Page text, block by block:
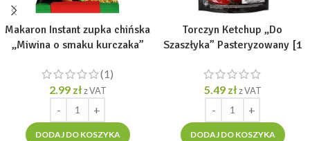
Makaron Instant zupka chińska
„Miwina o smaku kurczaka”
(1)
2.99 zł z VAT
DODAJ DO KOSZYKA
Torczyn Ketchup „Do
Szaszłyka” Pasteryzowany [1
5.49 zł z VAT
DODAJ DO KOSZYKA